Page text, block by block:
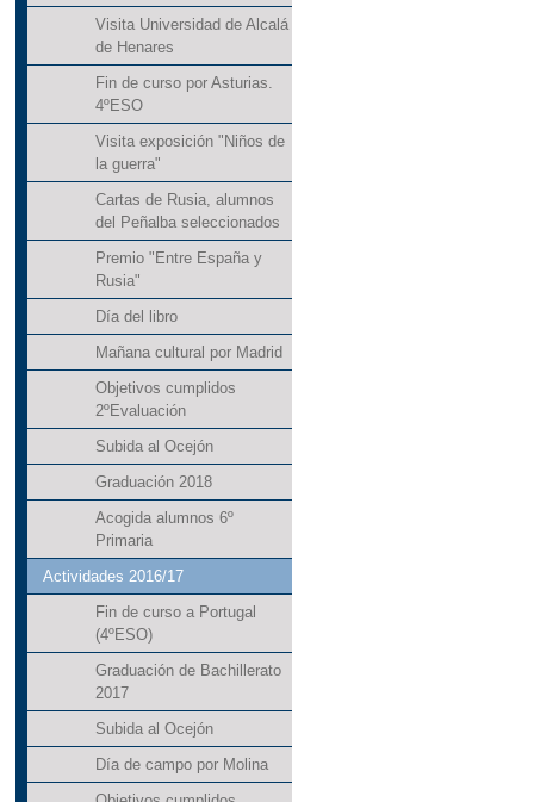
Visita Universidad de Alcalá
de Henares
Fin de curso por Asturias.
4ºESO
Visita exposición "Niños de
la guerra"
Cartas de Rusia, alumnos
del Peñalba seleccionados
Premio "Entre España y
Rusia"
Día del libro
Mañana cultural por Madrid
Objetivos cumplidos
2ºEvaluación
Subida al Ocejón
Graduación 2018
Acogida alumnos 6º
Primaria
Actividades 2016/17
Fin de curso a Portugal
(4ºESO)
Graduación de Bachillerato
2017
Subida al Ocejón
Día de campo por Molina